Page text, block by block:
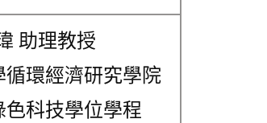
助理教授
循環經濟研究學院
科技學位學程